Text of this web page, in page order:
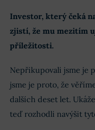
Investor, který čeká
zjistí, že mu mezitím
příležitosti.
Nepřikupovali jsme je
jsme je proto, že
dalších deset let.
teď rozhodli navýšit